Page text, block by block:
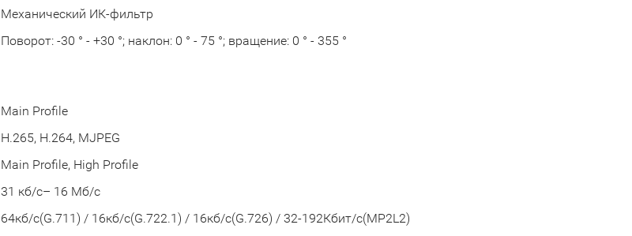
Механический ИК-фильтр
Поворот: -30 ° - +30 °; наклон: 0 ° - 75 °; вращение: 0 ° - 355 °
Main Profile
H.265, H.264, MJPEG
Main Profile, High Profile
31 кб/с– 16 Мб/с
64кб/с(G.711) / 16кб/с(G.722.1) / 16кб/с(G.726) / 32-192Кбит/с(MP2L2)